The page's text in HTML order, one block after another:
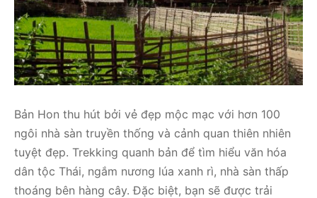
Bản Hon thu hút bởi vẻ đẹp mộc mạc với hơn 100
ngôi nhà sàn truyền thống và cảnh quan thiên nhiên
tuyệt đẹp. Trekking quanh bản để tìm hiểu văn hóa
dân tộc Thái, ngắm nương lúa xanh rì, nhà sàn thấp
thoáng bên hàng cây. Đặc biệt, bạn sẽ được trải